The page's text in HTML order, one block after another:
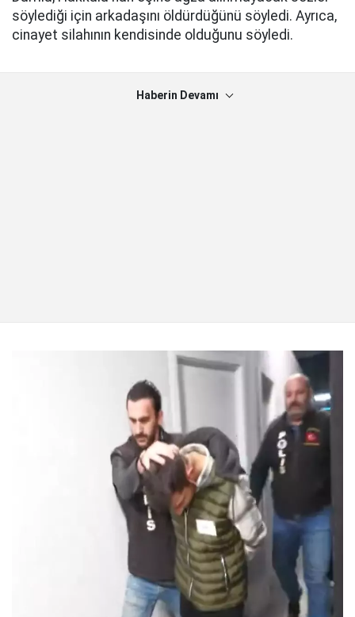
söylediği için arkadaşını öldürdüğünü söyledi. Ayrıca,
cinayet silahının kendisinde olduğunu söyledi.
Haberin Devamı